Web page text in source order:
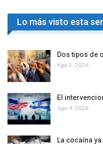
Lo más visto esta
Dos tipos de
Ago 2, 2026
El
Ago 4, 2026
La cocaína